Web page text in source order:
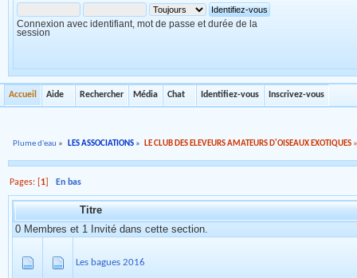
Connexion avec identifiant, mot de passe et durée de la
session
Accueil Aide Rechercher Média Chat Identifiez-vous Inscrivez-vous
Plume d'eau » LES ASSOCIATIONS» LE CLUB DES ELEVEURS AMATEURS D'OISEAUX EXOTIQUES
Pages: [ 1 ]En bas
Titre
0 Membres et 1 Invité dans cette section.
Les bagues 2016